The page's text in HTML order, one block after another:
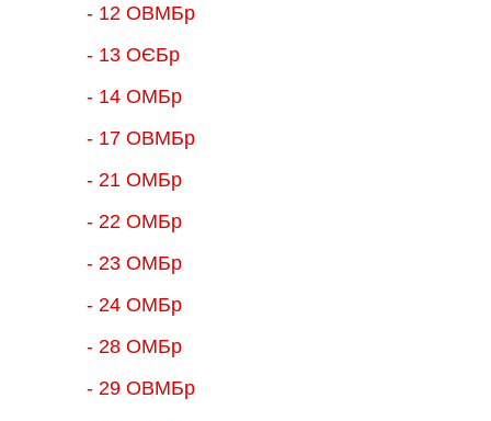
- 12 ОВМБр
- 13 ОЄБр
- 14 ОМБр
- 17 ОВМБр
- 21 ОМБр
- 22 ОМБр
- 23 ОМБр
- 24 ОМБр
- 28 ОМБр
- 29 ОВМБр